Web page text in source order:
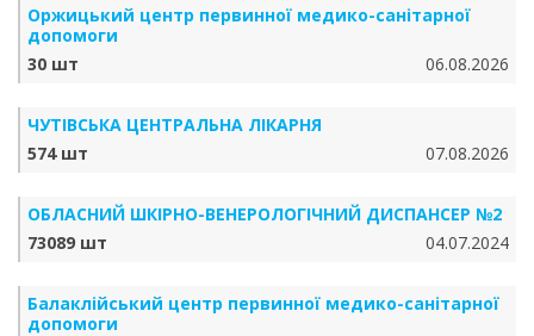
Оржицький центр первинної медико-санітарної
допомоги
30 шт
06.08.2026
ЧУТІВСЬКА ЦЕНТРАЛЬНА ЛІКАРНЯ
574 шт
07.08.2026
ОБЛАСНИЙ ШКІРНО-ВЕНЕРОЛОГІЧНИЙ ДИСПАНСЕР №2
73089 шт
04.07.2024
Балаклійський центр первинної медико-санітарної
допомоги